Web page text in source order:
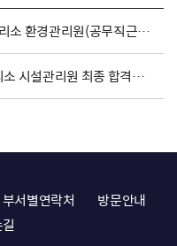
국립3˙15민주묘지관리소 환경관리원(공무직근로자) 채용 공고
국립3·15민주묘지관리소 시설관리원 최종 합격자 및 채용서류 제출 공고
부서별연락처
방문안내